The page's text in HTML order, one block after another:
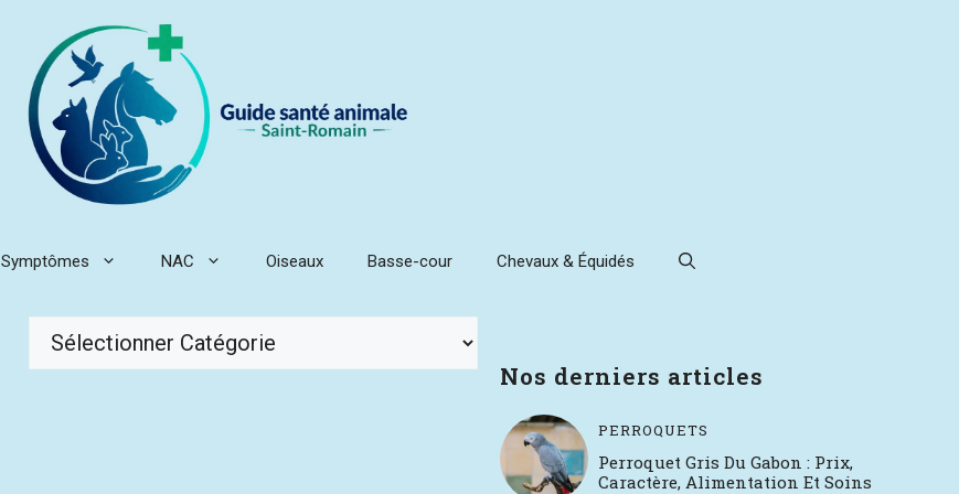
Symptômes NAC Oiseaux Basse-cour Chevaux & Équidés
Catégories
Nos derniers articles
PERROQUETS
Perroquet Gris Du Gabon : Prix,
Caractère, Alimentation Et Soins